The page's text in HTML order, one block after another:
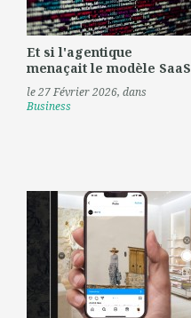
Et si l'agentique
menaçait le modèle SaaS
le 27 Février 2026, dans
Business